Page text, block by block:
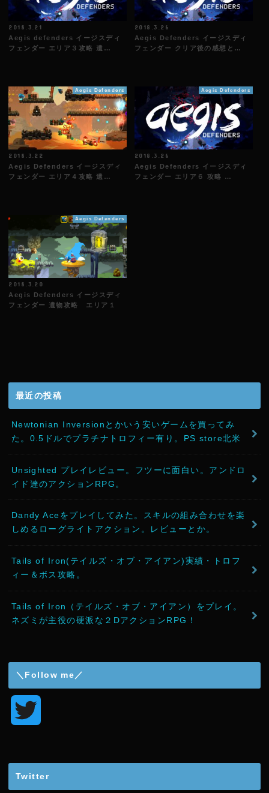
2018.3.21
Aegis defenders イージスディ
フェンダー エリア３攻略 遺…
2018.3.26
Aegis Defenders イージスディ
フェンダー クリア後の感想と…
Aegis Defenders
2018.3.22
Aegis Defenders イージスディ
フェンダー エリア４攻略 遺…
Aegis Defenders
2018.3.26
Aegis Defenders イージスディ
フェンダー エリア６ 攻略 …
Aegis Defenders
2018.3.20
Aegis Defenders イージスディ
フェンダー 遺物攻略 エリア１
最近の投稿
Newtonian Inversionとかいう安いゲームを買ってみ
た。0.5ドルでプラチナトロフィー有り。PS store北米
Unsighted プレイレビュー。フツーに面白い。アンドロ
イド達のアクションRPG。
Dandy Aceをプレイしてみた。スキルの組み合わせを楽
しめるローグライトアクション。レビューとか。
Tails of Iron(テイルズ・オブ・アイアン)実績・トロフ
ィー＆ボス攻略。
Tails of Iron（テイルズ・オブ・アイアン）をプレイ。
ネズミが主役の硬派な２DアクションRPG！
＼Follow me／
Twitter